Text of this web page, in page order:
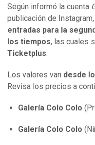
Según informó la cuenta
publicación de Instagram,
entradas para la
los tiempos, las cuales
Ticketplus.
Los valores van desde
Revisa los precios a
Galería Colo Colo
Galería Colo Colo